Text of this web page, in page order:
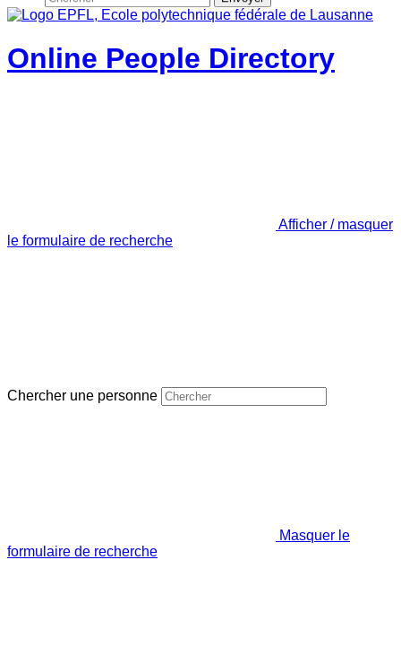
Online People Directory
Afficher / masquer
le formulaire de recherche
Chercher une personne
Masquer le
formulaire de recherche